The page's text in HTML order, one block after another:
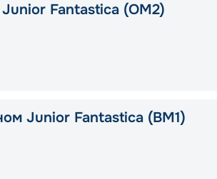
Fantastica (OM2)
Junior Fantastica (BM1)